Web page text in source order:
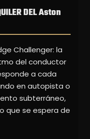
DEL Aston
Challenger: la
del conductor
a cada
en autopista o
subterráneo,
que se espera de